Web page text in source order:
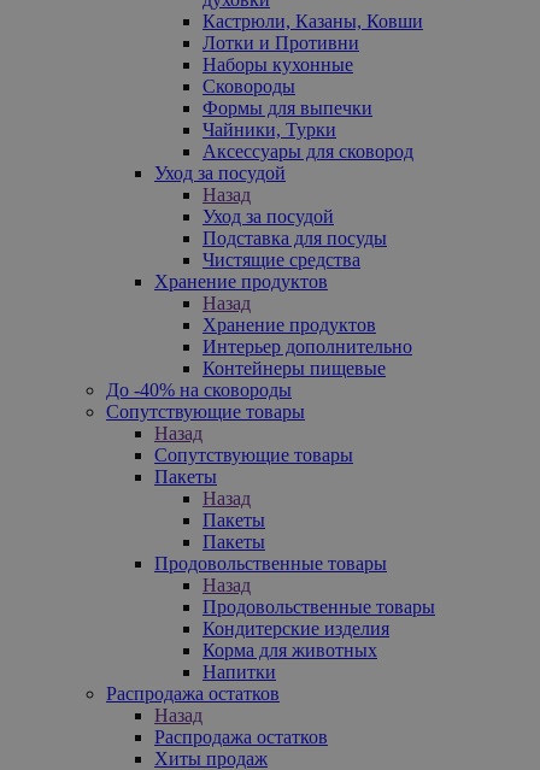
Кастрюли, Казаны, Ковши
Лотки и Противни
Наборы кухонные
Сковороды
Формы для выпечки
Чайники, Турки
Аксессуары для сковород
Уход за посудой
Назад
Уход за посудой
Подставка для посуды
Чистящие средства
Хранение продуктов
Назад
Хранение продуктов
Интерьер дополнительно
Контейнеры пищевые
До -40% на сковороды
Сопутствующие товары
Назад
Сопутствующие товары
Пакеты
Назад
Пакеты
Пакеты
Продовольственные товары
Назад
Продовольственные товары
Кондитерские изделия
Корма для животных
Напитки
Распродажа остатков
Назад
Распродажа остатков
Хиты продаж